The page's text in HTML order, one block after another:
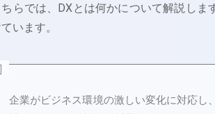
ちらでは、DXとは何かについて解説し
います。
企業がビジネス環境の激しい変化に対応し